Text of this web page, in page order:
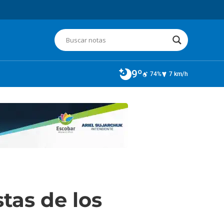
9º 74% 7 km/h
de los